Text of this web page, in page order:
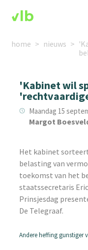
home nieuws
'Kabinet wil
Maandag 15
Margot
Het kabinet
belasting van
toekomst van het
staatssecretaris
Prinsjesdag
De Telegraaf.
Andere heffing gunstiger